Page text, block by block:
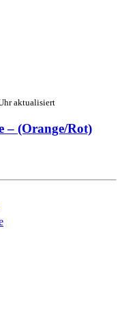
aktualisiert
– (Orange/Rot)